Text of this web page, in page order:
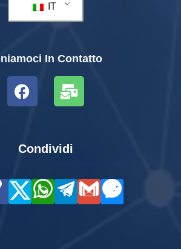
IT
In Contatto
Condividi